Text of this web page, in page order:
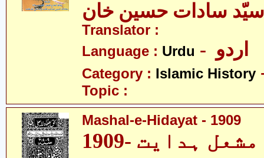
سیّد سادات حسین خان
Translator :
Language : Urdu
Category : Islamic History
Topic :
Mashal-e-Hidayat - 1909
مشعل ہدایت -1909